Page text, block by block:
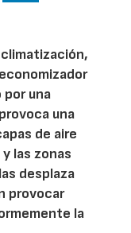
una
una
de aire
las zonas
desplaza
provocar
la